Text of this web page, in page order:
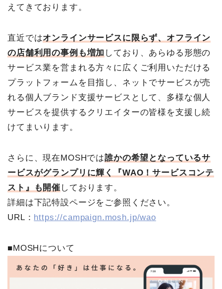
えてきております。
直近ではオンラインサービスに限らず、オフライン
の店舗利用の事例も増加 しており、あらゆる形態の
サービス業を営まれる方々に広くご利用いただける
プラットフォームを目指し、ネットでサービスが売
れる個人ブランド支援サービスとして、多様な個人
サービスを提供するクリエイターの皆様を支援し続
けてまいります。
さらに、現在MOSHでは誰かの希望となっているサ
ービスがグランプリに輝く『WAO！サービスコンテ
スト』も開催 しております。
詳細は下記特設ページをご参照ください。
URL： https://campaign.mosh.jp/wao
■MOSHについて